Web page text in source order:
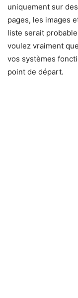
uniquement sur
pages, les images
liste serait
voulez vraiment
vos systèmes
point de départ.